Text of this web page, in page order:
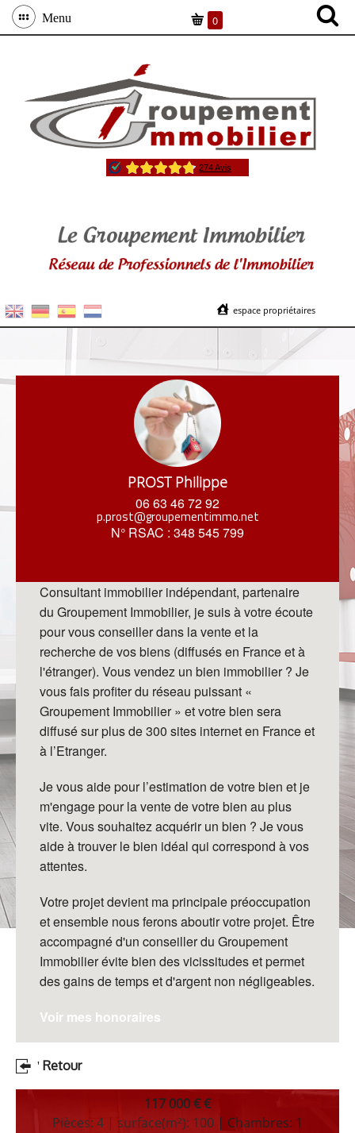
Menu 0
espace propriétaires
PROST Philippe
06 63 46 72 92
p.prost@groupementimmo.net
N° RSAC : 348 545 799
Consultant immobilier indépendant, partenaire
du Groupement Immobilier, je suis à votre écoute
pour vous conseiller dans la vente et la
recherche de vos biens (diffusés en Franceet à
l'étranger). Vous vendez un bien immobilier ? Je
vous fais profiter du réseau puissant «
Groupement Immobilier » et votre bien sera
diffusé sur plus de 300 sites internet en France et
à l’Etranger.
Je vous aide pour l’estimation de votre bien et je
m'engage pour la vente de votre bien au plus
vite. Vous souhaitez acquérir un bien ? Je vous
aide à trouver lebien idéal qui correspond à vos
attentes.
Votre projetdevient ma principale préoccupation
et ensemble nous feronsaboutir votre projet. Être
accompagné d'un conseiller du Groupement
Immobilierévite bien des vicissitudes et permet
des gains de temps etd'argent non négligeables.
Voir mes honoraires
Retour
117 000 € €
Pièces: 4 | surface(m²): 100 | Chambres: 1